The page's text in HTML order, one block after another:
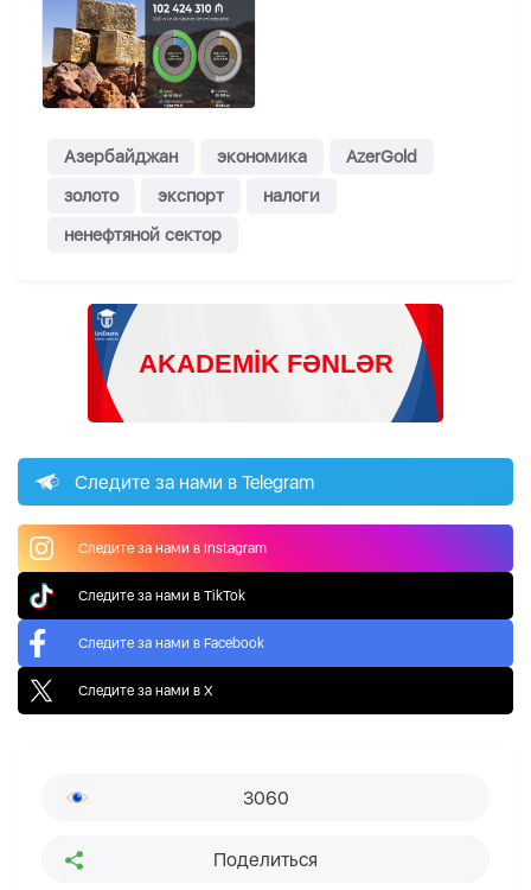
Азербайджан экономика
AzerGold
золото
экспорт
налоги
ненефтяной сектор
Следите за нами в Telegram
Следите за нами в Instagram
Следите за нами в TikTok
Следите за нами в Facebook
Следите за нами в X
3060
Поделиться